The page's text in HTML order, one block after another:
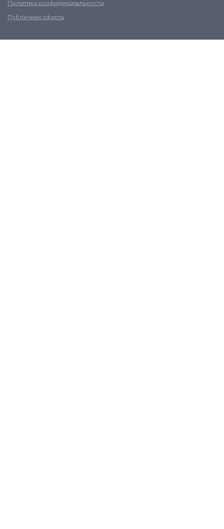
Политика конфиденциальности
Публичная оферта